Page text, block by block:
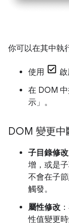
你可以在其中執
使用
在 DOM 中
示」 。
DOM 變更中
子目錄修改
增，或是
不會在子
觸發。
屬性修改
性值變更時